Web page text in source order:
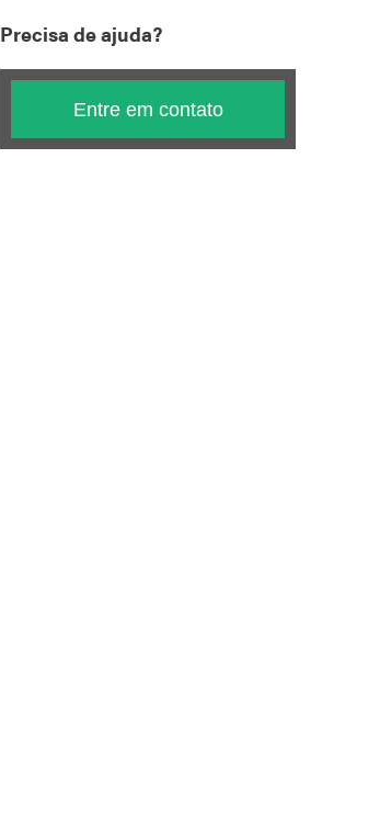
Precisa de ajuda?
Entre em contato